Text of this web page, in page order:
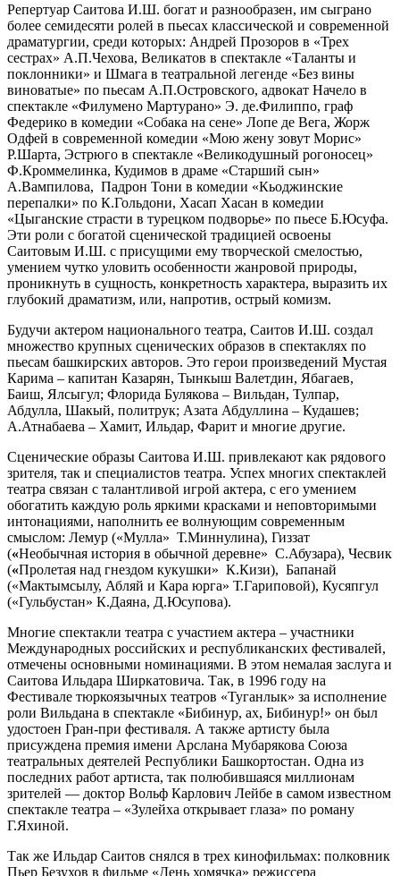
Репертуар Саитова И.Ш. богат и разнообразен, им сыграно
более семидесяти ролей в пьесах классической и современной
драматургии, среди которых: Андрей Прозоров в «Трех
сестрах» А.П.Чехова, Великатов в спектакле «Таланты и
поклонники» и Шмага в театральной легенде «Без вины
виноватые» по пьесам А.П.Островского, адвокат Начело в
спектакле «Филумено Мартурано» Э. де.Филиппо, граф
Федерико в комедии «Собака на сене» Лопе де Вега, Жорж
Одфей в современной комедии «Мою жену зовут Морис»
Р.Шарта, Эстрюго в спектакле «Великодушный рогоносец»
Ф.Кроммелинка, Кудимов в драме «Старший сын»
А.Вампилова, Падрон Тони в комедии «Кьоджинские
перепалки» по К.Гольдони, Хасап Хасан в комедии
«Цыганские страсти в турецком подворье» по пьесе Б.Юсуфа.
Эти роли с богатой сценической традицией освоены
Саитовым И.Ш. с присущими ему творческой смелостью,
умением чутко уловить особенности жанровой природы,
проникнуть в сущность, конкретность характера, выразить их
глубокий драматизм, или, напротив, острый комизм.
Будучи актером национального театра, Саитов И.Ш. создал
множество крупных сценических образов в спектаклях по
пьесам башкирских авторов. Это герои произведений Мустая
Карима – капитан Казарян, Тынкыш Валетдин, Ябагаев,
Баиш, Ялсыгул; Флорида Булякова – Вильдан, Тулпар,
Абдулла, Шакый, политрук; Азата Абдуллина – Кудашев;
А.Атнабаева – Хамит, Ильдар, Фарит и многие другие.
Сценические образы Саитова И.Ш. привлекают как рядового
зрителя, так и специалистов театра. Успех многих спектаклей
театра связан с талантливой игрой актера, с его умением
обогатить каждую роль яркими красками и неповторимыми
интонациями, наполнить ее волнующим современным
смыслом: Лемур («Мулла» Т.Миннулина), Гиззат
(«Необычная история в обычной деревне» С.Абузара), Чесвик
(«Пролетая над гнездом кукушки» К.Кизи), Бапанай
(«Мактымсылу, Абляй и Кара юрга» Т.Гариповой), Кусяпгул
(«Гульбустан» К.Даяна, Д.Юсупова).
Многие спектакли театра с участием актера – участники
Международных российских и республиканских фестивалей,
отмечены основными номинациями. В этом немалая заслуга и
Саитова Ильдара Ширкатовича. Так, в 1996 году на
Фестивале тюркоязычных театров «Туганлык» за исполнение
роли Вильдана в спектакле «Бибинур, ах, Бибинур!» он был
удостоен Гран-при фестиваля. А также артисту была
присуждена премия имени Арслана Мубарякова Союза
театральных деятелей Республики Башкортостан. Одна из
последних работ артиста, так полюбившаяся миллионам
зрителей — доктор Вольф Карлович Лейбе в самом известном
спектакле театра – «Зулейха открывает глаза» по роману
Г.Яхиной.
Так же Ильдар Саитов снялся в трех кинофильмах: полковник
Пьер Безухов в фильме «День хомячка» режиссера